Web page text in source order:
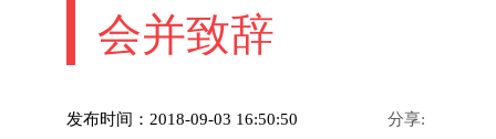
会并致辞
发布时间：2018-09-03 16:50:50 分享: